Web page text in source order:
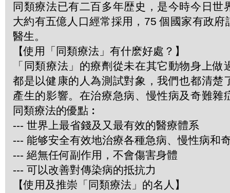
同類療法已有二百多年歴史，是今時今日世
大約有五億人口經常採用，75 個國家有政府
醫生。
【使用「同類療法」有什麽好處？】
「同類療法」的療劑從未在其它動物身上做
都是以健康的人為測試對象，我們也都清楚
產生的影響。在治療急病、慢性病及奇難雜
同類療法的優點︰
--- 世界上最省錢及又最有效的醫療體系
--- 能够安全有效地治療各種急病、慢性病和
--- 絕無任何副作用，不會傷害身體
--- 可以改善對傳染病的抵抗力
【使用及推崇「同類療法」的名人】